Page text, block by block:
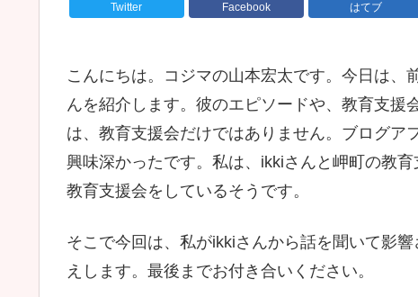
Twitter Facebook はてブ
こんにちは。コジマの山本宏太です。今日は、
んを紹介します。彼のエピソードや、教育支
は、教育支援会だけではありません。ブログア
興味深かったです。私は、ikkiさんと岬町の教
教育支援会をしているそうです。
そこで今回は、私がikkiさんから話を聞いて影
えします。最後までお付き合いください。